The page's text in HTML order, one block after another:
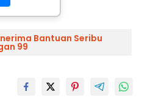
Bantuan Seribu
99